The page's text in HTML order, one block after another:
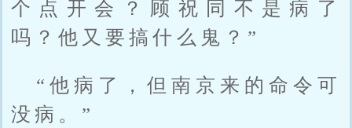
个点开会？顾祝同不是病了
吗？他又要搞什么鬼？”
“他病了，但南京来的命令可
没病。”